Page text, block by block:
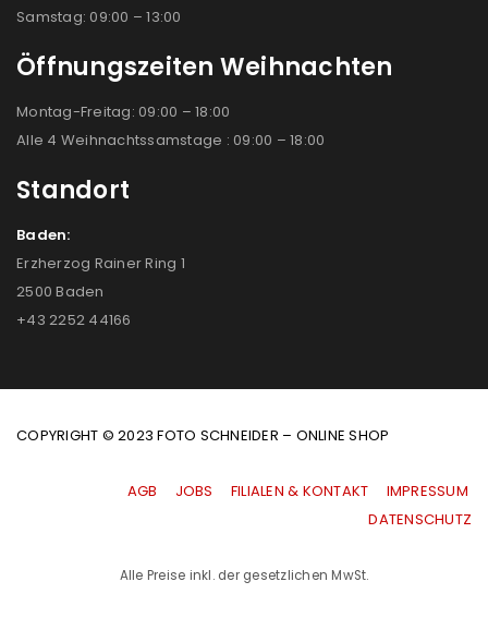
Samstag: 09:00 – 13:00
Öffnungszeiten Weihnachten
Montag-Freitag: 09:00 – 18:00
Alle 4 Weihnachtssamstage : 09:00 – 18:00
Standort
Baden:
Erzherzog Rainer Ring 1
2500 Baden
+43 2252 44166
COPYRIGHT © 2023 FOTO SCHNEIDER – ONLINE SHOP
AGB JOBS FILIALEN & KONTAKT
IMPRESSUM
|DATENSCHUTZ
Alle Preise inkl. der gesetzlichen MwSt.